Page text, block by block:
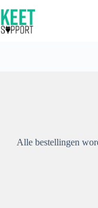
naar
de
inhoud
Alle bestellingen